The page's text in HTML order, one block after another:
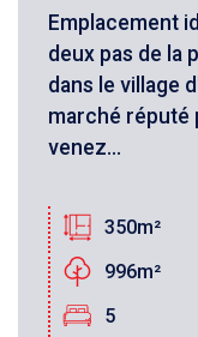
Emplacement
deux pas de la
dans le village
marché réputé
venez...
350m²
996m²
5